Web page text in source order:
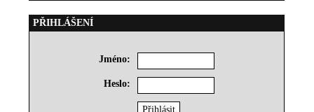
PŘIHLÁŠENÍ
Jméno:
Heslo: